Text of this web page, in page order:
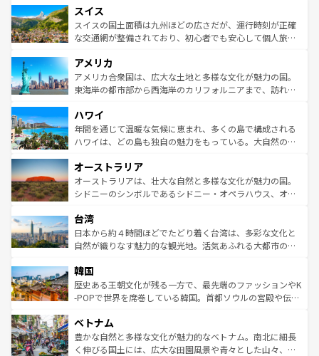
れる地方に足を運ぶとそれぞれで全く異なる文化を体験で
きるだろう。 なお、新着のフランス情報はコンテンツ一覧
を参照してほしい。
は、お酒好きな人にはぜひ体験してほしい。 なお、新着の
ドイツ情報はコンテンツ一覧を参照してほしい。
リアごとに異なる魅力がある。また、優雅なアフタヌーン
ティー、ビール好きにはたまらない英国パブ、サッカー観
戦など、本場だからこそできる体験も豊富。イギリスを旅
ンツ一覧を参照してほしい。
スイス
スイスの国土面積は九州ほどの広さだが、運行時刻が正確
な交通網が整備されており、初心者でも安心して個人旅行
の建物がそのまま残る町や、スイスならではのユニークな
博物館もあり、アルプス観光だけでなく町歩きも満喫する
ことができる。国民の所得が高いため物価も高いが、旅行
ば市内交通費無料で観光を楽しむこともできる。 なお、新
着のスイス情報はコンテンツ一覧 を参照してほしい。
アメリカ
アメリカ合衆国は、広大な土地と多様な文化が魅力の国。
東海岸の都市部から西海岸のカリフォルニアまで、訪れる
のような巨大都市は、観光、ショッピング、エンターテイ
ンメントが詰まった刺激的なスポットだ。一方、アメリカ
西部には大自然が広がり、グランドキャニオンやイエロー
部のニューオーリンズでは、音楽と美食が融合した独特の
文化が魅力。旅行者はアメリカの各地域で異なる魅力を楽
しみながら、その多様性と豊かな歴史を感じることができ
ならではの贅沢な旅のスタイルだ。 なお、新着のアメリカ
情報はコンテンツ一覧を参照してほしい。
ハワイ
年間を通じて温暖な気候に恵まれ、多くの島で構成される
ハワイは、どの島も独自の魅力をもっている。大自然の神
ワイ島は見逃せない。また、定番の観光地といえばオアフ
島だが、静かな自然を求めるならマウイ島やカウアイ島が
おすすめ。エメラルドグリーンに輝く海をはじめ、豊かな
れるおもてなしの心で訪れる人々を迎えてくれるハワイの
人々、おいしいローカルフードやハワイアンミュージッ
ク、伝統的なフラダンスなど、すべてがハワイの魅力を彩
ワイを、存分に味わってほしい。 なお、新着のハワイ情報
はコンテンツ一覧を参照してほしい。
オーストラリア
オーストラリアは、壮大な自然と多様な文化が魅力の国。
シドニーのシンボルであるシドニー・オペラハウス、オー
リアリーフや大陸中央部にそびえるウルル（エアーズロッ
ク）、タスマニアの美しい原生林やケアンズの熱帯雨林な
ど、見どころがたくさん。また、カフェやワイン、オージ
いる。アクティビティも充実しており、サーフィンやダイ
ビング、ハイキングなど、アウトドア好きにはたまらな
い。オーストラリアの多彩な魅力を存分に味わいつくそ
参照してほしい。
台湾
日本から約４時間ほどでたどり着く台湾は、多彩な文化と
自然が織りなす魅力的な観光地。活気あふれる大都市の台
ン）、静ひつな山岳地帯である台湾東部など、都市の喧騒
と山間の静けさが共存しており、訪れる人に新しい発見と
驚きをもたらしてくれる。また、奥深い台湾の食文化も魅
容にもいいと評判のスイーツなど、バラエティ豊かな料理
が味わえる。 なお、新着の台湾情報は コンテンツ一覧を参
照してほしい。
韓国
歴史ある王朝文化が残る一方で、最先端のファッションやK
-POPで世界を席巻している韓国。首都ソウルの宮殿や伝統
き、地方に足を延ばせば四季折々の自然美を楽しむことが
できる。そして、キムチや焼肉、絶品のストリートフード
まで、さまざまな韓国料理が待っている。夜には、韓国な
ベトナム
豊かな自然と多様な文化が魅力的なベトナム。南北に細長
く伸びる国土には、広大な田園風景や青々とした山々、世